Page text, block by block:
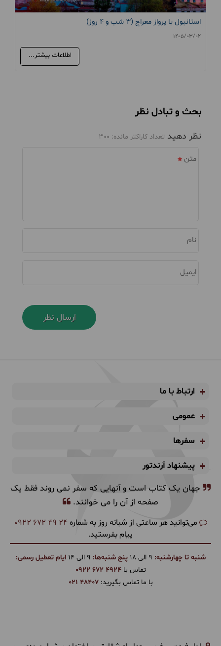
استانبول با پرواز معراج (3 شب و 4 روز)
1405/03/02
اطلاعات بیشتر...
بحث و تبادل نظر
نظر دهید تعداد کاراکتر مانده: 300
متن
نام
ایمیل
ارتباط با ما
عمومی
سفرها
پیشنهاد آرندتور
جهان یک کتاب است و آنهایی که سفر نمی روند فقط یک
صفحه از آن را می خوانند.
می‌توانید هر ساعتی از شبانه روز به شماره 0922 672 49 24
پیام بفرستید.
شنبه تا چهارشنبه: پنج شنبه‌ها:
ایام تعطیل رسمی:
تماس با0922 672 4924
با ما تماس بگیرید:021 48407